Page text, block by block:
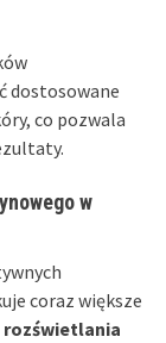
dostosowane
co pozwala
w
coraz większe
rozświetlania